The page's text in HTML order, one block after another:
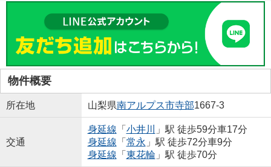
物件概要
所在地 山梨県南アルプス市寺部1667-3
交通
身延線 「 小井川
」駅 徒歩59分車17分
身延線 「 常永 」駅 徒歩72分車9分
身延線 「 東花輪」駅 徒歩70分